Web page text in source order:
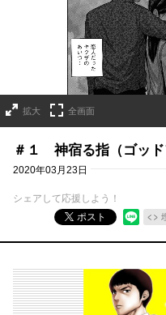
拡大 全画面
＃１ 神宿る指（ゴッド
2020年03月23日
シェアして応援しよう！
ポスト